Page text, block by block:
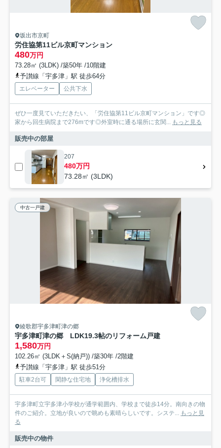
坂出市京町
労住協第11ビル京町マンション
480万円
73.28㎡ (3LDK) /築50年 /10階建
予讃線「宇多津」駅 徒歩64分
エレベーター 公共下水
ぜひ一度見ていただきたい、「労住協第11ビル京町マンション」です◎
家から回生病院まで276mです◎外室時に通る場所に玄関... もっと見る
販売中の部屋
207
480万円
73.28㎡ (3LDK)
中古一戸建
綾歌郡宇多津町津の郷
宇多津町津の郷 LDK19.3帖のリフォーム戸建
1,580万円
102.26㎡ (3LDK＋S(納戸)) /築30年 /2階建
予讃線「宇多津」駅 徒歩51分
駐車2台可 閑静な住宅地 浄化槽排水
宇多津町立宇多津小学校が通学範囲内、学校まで徒歩14分。南向きの物
件のご紹介。立地が良いので眺めも素晴らしいです。システ... もっと見
る
販売中の物件